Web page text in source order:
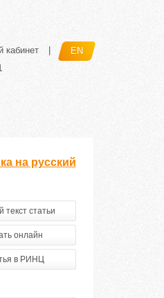
кабинет EN
на русский
текст статьи
онлайн
в РИНЦ